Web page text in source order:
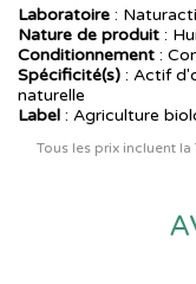
Laboratoire :
Nature de produit :
Conditionnement :
Spécificité(s) : Actif
naturelle
Label : Agriculture
Tous les prix incluent